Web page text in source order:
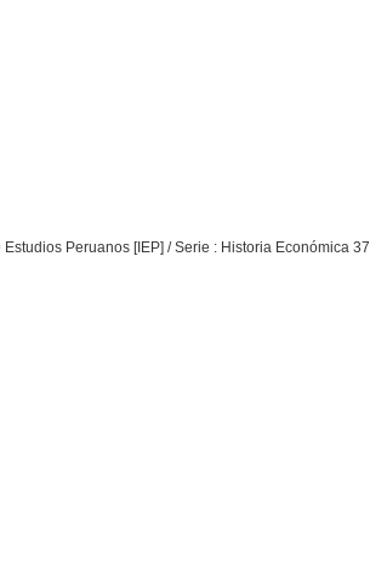
Peruanos [IEP] / Serie : Historia Económica 37